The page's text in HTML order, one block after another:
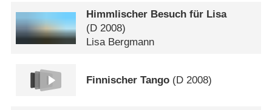
Himmlischer Besuch für Lisa
(D 2008)
Lisa Bergmann
Finnischer Tango (D 2008)